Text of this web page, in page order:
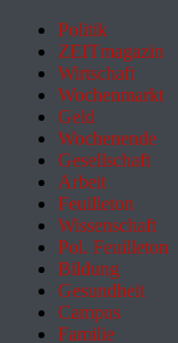
Politik
ZEITmagazin
Wirtschaft
Wochenmarkt
Geld
Wochenende
Gesellschaft
Arbeit
Feuilleton
Wissenschaft
Pol. Feuilleton
Bildung
Gesundheit
Campus
Familie